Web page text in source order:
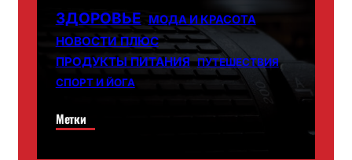
ЗДОРОВЬЕ МОДА И КРАСОТА
НОВОСТИ ПЛЮС
ПРОДУКТЫ ПИТАНИЯ ПУТЕШЕСТВИЯ
СПОРТ И ЙОГА
Метки